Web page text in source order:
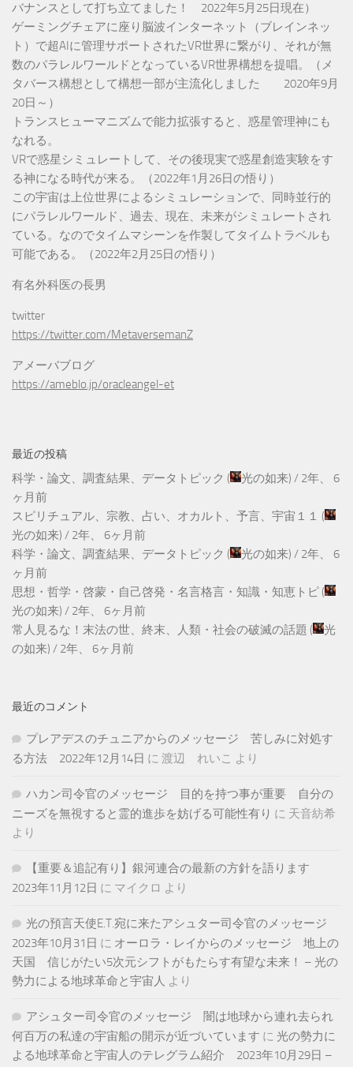
バナンスとして打ち立てました！ 2022年5月25日現在）
ゲーミングチェアに座り脳波インターネット（ブレインネッ
ト）で超AIに管理サポートされたVR世界に繋がり、それが無
数のパラレルワールドとなっているVR世界構想を提唱。（メ
タバース構想として構想一部が主流化しました 2020年9月
20日～）
トランスヒューマニズムで能力拡張すると、惑星管理神にも
なれる。
VRで惑星シミュレートして、その後現実で惑星創造実験をす
る神になる時代が来る。（2022年1月26日の悟り）
この宇宙は上位世界によるシミュレーションで、同時並行的
にパラレルワールド、過去、現在、未来がシミュレートされ
ている。なのでタイムマシーンを作製してタイムトラベルも
可能である。（2022年2月25日の悟り）
有名外科医の長男
twitter
https://twitter.com/MetaversemanZ
アメーバブログ
https://ameblo.jp/oracleangel-et
最近の投稿
科学・論文、調査結果、データトピック ( 光の如来) / 2年、 6
ヶ月前
スピリチュアル、宗教、占い、オカルト、予言、宇宙１１ (
光の如来) / 2年、 6ヶ月前
科学・論文、調査結果、データトピック ( 光の如来) / 2年、 6
ヶ月前
思想・哲学・啓蒙・自己啓発・名言格言・知識・知恵トピ (
光の如来) / 2年、 6ヶ月前
常人見るな！末法の世、終末、人類・社会の破滅の話題 (
光
の如来) / 2年、 6ヶ月前
最近のコメント
プレアデスのチュニアからのメッセージ 苦しみに対処す
る方法 2022年12月14日 に 渡辺 れいこ より
ハカン司令官のメッセージ 目的を持つ事が重要 自分の
ニーズを無視すると霊的進歩を妨げる可能性有り に 天音紡希
より
【重要＆追記有り】銀河連合の最新の方針を語ります
2023年11月12日 に マイクロ より
光の預言天使E.T.宛に来たアシュター司令官のメッセージ
2023年10月31日 に オーロラ・レイからのメッセージ 地上の
天国 信じがたい5次元シフトがもたらす有望な未来！ – 光の
勢力による地球革命と宇宙人 より
アシュター司令官のメッセージ 闇は地球から連れ去られ
何百万の私達の宇宙船の開示が近づいています に 光の勢力に
よる地球革命と宇宙人のテレグラム紹介 2023年10月29日 –